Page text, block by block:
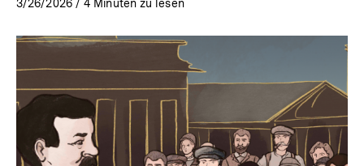
3/26/2026 / 4 Minuten zu lesen